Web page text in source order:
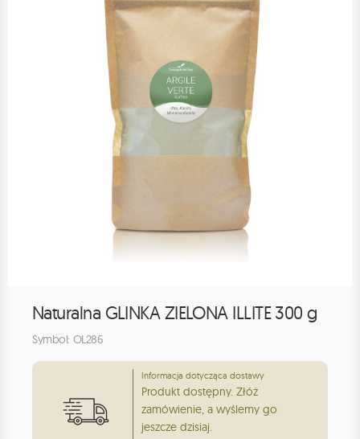
Naturalna GLINKA ZIELONA ILLITE 300 g
Symbol: OL286
Informacja dotycząca dostawy
Produkt dostępny. Złóż
zamówienie, a wyślemy go
jeszcze dzisiaj.